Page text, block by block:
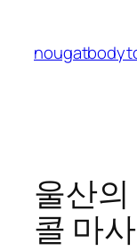
content
울산
콜 마